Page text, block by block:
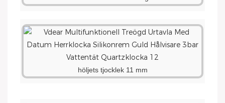
höljets tjocklek 11 mm